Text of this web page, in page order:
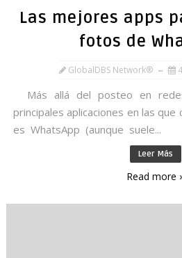
Las mejores apps
fotos de
GlobalDBS Network®
Más allá del posteo en
principales aplicaciones en las
es WhatsApp (aunque suele...
Leer Más
Read more